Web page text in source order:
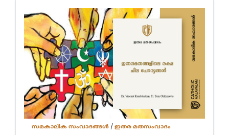
സമകാലിക സംവാദങ്ങൾ /ഇതര മതസംവാദം